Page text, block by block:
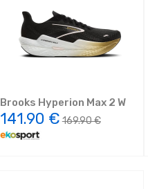
Brooks Hyperion Max 2 W
141.90 € 169.90 €